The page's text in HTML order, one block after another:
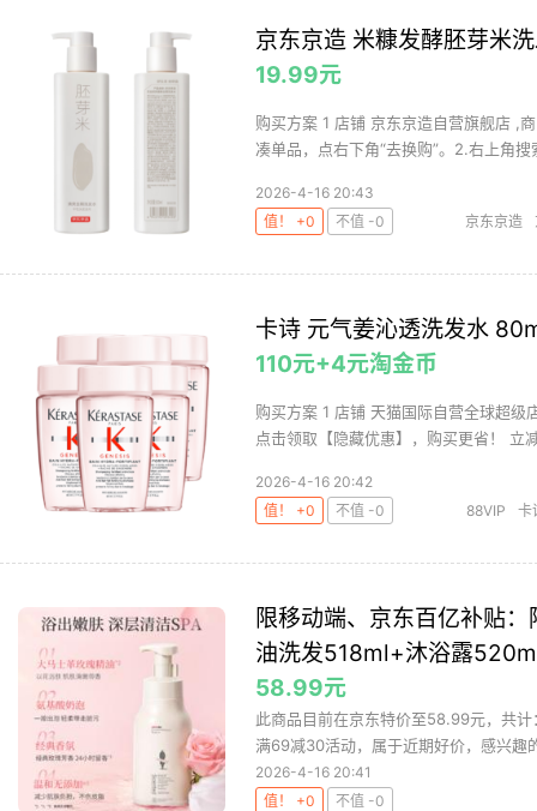
京东京造 米糠发酵胚芽米
19.99元
购买方案 1 店铺 京东京造自营旗舰店 ,
凑单品，点右下角“去换购”。2.右上角搜
2026-4-16 20:43
值！ +0
不值 -0 京东京造
卡诗 元气姜沁透洗发水
110元+4元淘金币
购买方案 1 店铺 天猫国际自营全球超
点击领取【隐藏优惠】，购买更省！ 立
2026-4-16 20:42
值！ +0
不值 -0 88VIP 卡
限移动端、京东百亿补贴
油洗发518ml+沐浴露
58.99元
此商品目前在京东特价至58.99元，共
满69减30活动，属于近期好价，感兴趣
2026-4-16 20:41
值！ +0
不值 -0